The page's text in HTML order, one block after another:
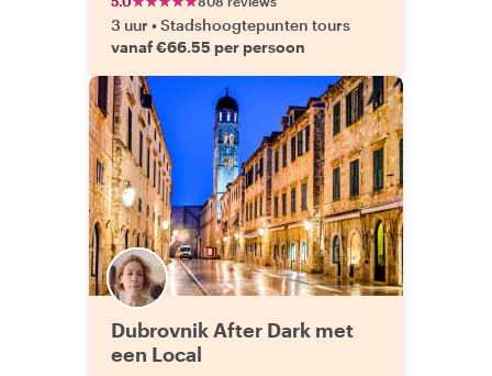
3 uur •Stadshoogtepunten tours
vanaf €66.55 per persoon
Dubrovnik After Dark met
een Local